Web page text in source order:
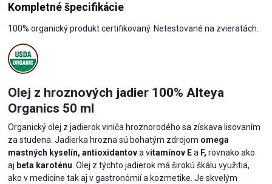
Kompletné špecifikácie
100% organický produkt certifikovaný. Netestované na zvieratách.
Olej z hroznových jadier 100% Alteya
Organics 50 ml
Organický olej z jadierok viniča hroznorodého sa získava lisovaním
za studena. Jadierka hrozna sú bohatým zdrojom omega
mastných kyselín, antioxidantova vitamínov Ea F, rovnako ako
aj beta karoténu. Olej z týchto jadierok má širokú škálu využitia,
ako v medicíne tak aj v gastronómií a kozmetike. Je skvelým